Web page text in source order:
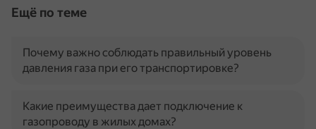
Ещё по теме
Почему важно соблюдать правильный уровень
давления газа при его транспортировке?
Какие преимущества дает подключение к
газопроводу в жилых домах?